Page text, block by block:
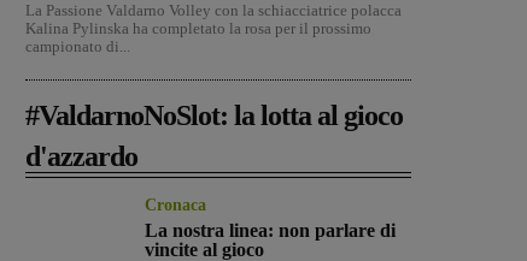
La Passione Valdarno Volley con la schiacciatrice polacca
Kalina Pylinska ha completato la rosa per il prossimo
campionato di...
#ValdarnoNoSlot: la lotta al gioco
d'azzardo
Cronaca
La nostra linea: non parlare di
vincite al gioco